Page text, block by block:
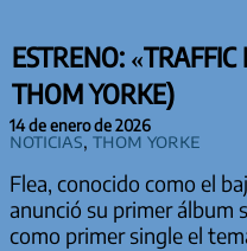
ESTRENO:
THOM YORKE)
14 de enero de 2026
Noticias, Thom Yorke
Flea, conocido como el
anunció su primer álbum
como primer single el